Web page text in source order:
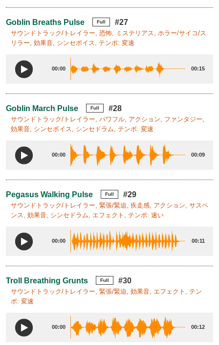
Goblin Breaths Pulse Full #27
サウンドトラック/トレイラー, 恐怖, ミステリアス, ホラー/サイコ/ス
リラー, 効果音, シンセボイス, テンポ: 変速
00:00 00:15
Goblin March Pulse Full #28
サウンドトラック/トレイラー, パワフル, アクション, ファンタジー,
効果音, シンセボイス, シンセドラム, テンポ: 変速
00:00 00:09
Pegasus Walking Pulse Full #29
サウンドトラック/トレイラー, 緊張/緊迫, 疾走感, アクション, サスペ
ンス, 効果音, シンセドラム, エフェクト, テンポ: 速い
00:00 00:11
Troll Breathing Grunts Full #30
サウンドトラック/トレイラー, 緊張/緊迫, 効果音, エフェクト, テン
ポ: 変速
00:00 00:12